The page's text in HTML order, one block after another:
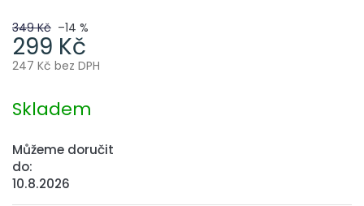
349 Kč –14 %
299 Kč
247 Kč bez DPH
cena:
Skladem
Můžeme doručit
do:
10.8.2026